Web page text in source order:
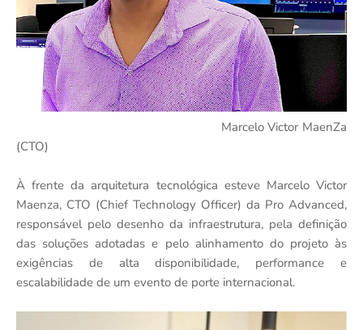
Marcelo Victor MaenZa
(CTO)
À frente da arquitetura tecnológica esteve Marcelo Victor
Maenza, CTO (Chief Technology Officer) da Pro Advanced,
responsável pelo desenho da infraestrutura, pela definição
das soluções adotadas e pelo alinhamento do projeto às
exigências de alta disponibilidade, performance e
escalabilidade de um evento de porte internacional.